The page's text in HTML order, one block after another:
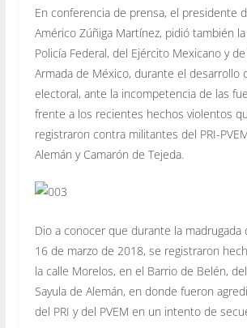
En conferencia de prensa, el presidente
Américo Zúñiga Martínez, pidió también
Policía Federal, del Ejército Mexicano y
Armada de México, durante el desarrollo
electoral, ante la incompetencia de las
frente a los recientes hechos violentos
registraron contra militantes del PRI-
Alemán y Camarón de Tejeda.
Dio a conocer que durante la madrugada
16 de marzo de 2018, se registraron
la calle Morelos, en el Barrio de Belén,
Sayula de Alemán, en donde fueron
del PRI y del PVEM en un intento de